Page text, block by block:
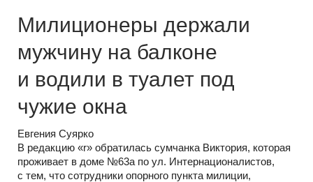
Милиционеры держали
мужчину на балконе
и водили в туалет под
чужие окна
Евгения Суярко
В редакцию «r» обратилась сумчанка Виктория, которая
проживает в доме №63а по ул. Интернационалистов,
с тем, что сотрудники опорного пункта милиции,